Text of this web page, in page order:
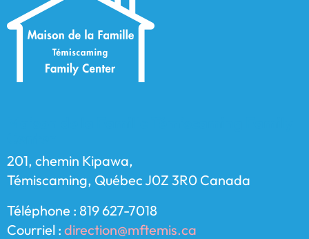
201, chemin Kipawa,
Témiscaming, Québec J0Z 3R0 Canada
Téléphone : 819 627-7018
Courriel : direction@mftemis.ca